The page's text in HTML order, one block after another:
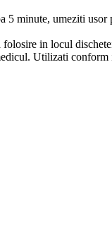
5 minute, umeziti
in locul
Utilizati